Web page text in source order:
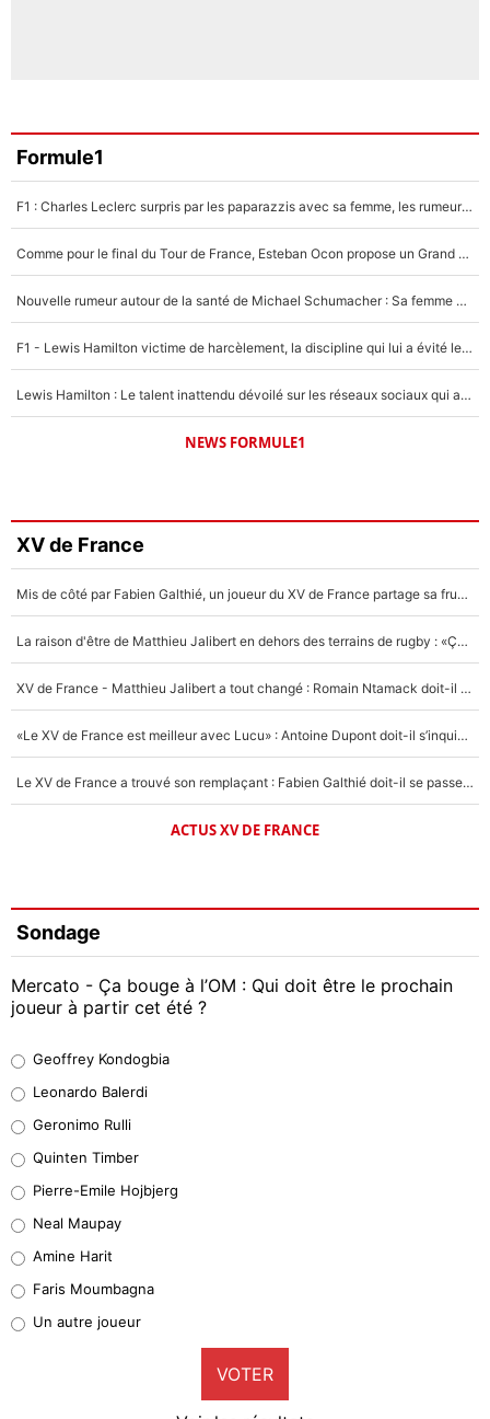
Formule1
F1 : Charles Leclerc surpris par les paparazzis avec sa femme, les rumeurs étaient vraies !
Comme pour le final du Tour de France, Esteban Ocon propose un Grand Prix de Formule 1 à Paris : «Autour de l’Arc de Triomphe, ce serait génial» !
Nouvelle rumeur autour de la santé de Michael Schumacher : Sa femme Corinna sort du silence
F1 - Lewis Hamilton victime de harcèlement, la discipline qui lui a évité le pire : «J'aurais probablement mal tourné»
Lewis Hamilton : Le talent inattendu dévoilé sur les réseaux sociaux qui a impressionné Kim Kardashian pendant leurs vacances en amoureux !
NEWS FORMULE1
XV de France
Mis de côté par Fabien Galthié, un joueur du XV de France partage sa frustration : «ils ne me l’ont pas dit tout de suite»
La raison d'être de Matthieu Jalibert en dehors des terrains de rugby : «Ça m'atteint autant que si tu touches à un membre de ma famille»
XV de France - Matthieu Jalibert a tout changé : Romain Ntamack doit-il s’inquiéter pour sa place à un an de la Coupe du monde ?
«Le XV de France est meilleur avec Lucu» : Antoine Dupont doit-il s’inquiéter pour sa place ?
Le XV de France a trouvé son remplaçant : Fabien Galthié doit-il se passer d'Antoine Dupont ?
ACTUS XV DE FRANCE
Sondage
Mercato - Ça bouge à l’OM : Qui doit être le prochain
joueur à partir cet été ?
38%
32%
4%
1%
9%
Geoffrey Kondogbia
Leonardo Balerdi
Geronimo Rulli
Quinten Timber
Pierre-Emile Hojbjerg
Neal Maupay
Amine Harit
Faris Moumbagna
Un autre joueur
VOTER